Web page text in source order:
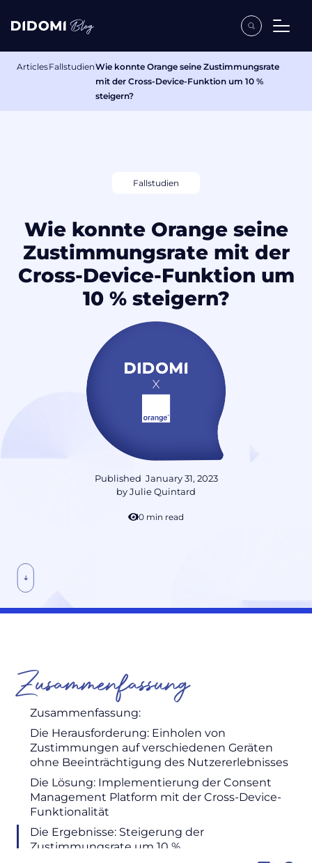
ArticlesFallstudienWie konnte Orange seine Zustimmungsrate
mit der Cross-Device-Funktion um 10 %
steigern?
Fallstudien
Wie konnte Orange seine
Zustimmungsrate mit der
Cross-Device-Funktion um
10 % steigern?
Published January 31, 2023
byJulie Quintard
10 min read
Zusammenfassung
Zusammenfassung:
Die Herausforderung: Einholen von
Zustimmungen auf verschiedenen Geräten
ohne Beeinträchtigung des Nutzererlebnisses
Die Lösung: Implementierung der Consent
Management Platform mit der Cross-Device-
Funktionalität
Die Ergebnisse: Steigerung der
Zustimmungsrate um 10 %